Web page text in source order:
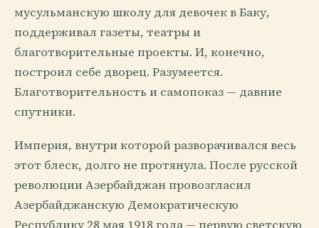
мусульманскую школу для девочек в Баку,
поддерживал газеты, театры и
благотворительные проекты. И, конечно,
построил себе дворец. Разумеется.
Благотворительность и самопоказ — давние
спутники.
Империя, внутри которой разворачивался весь
этот блеск, долго не протянула. После русской
революции Азербайджан провозгласил
Азербайджанскую Демократическую